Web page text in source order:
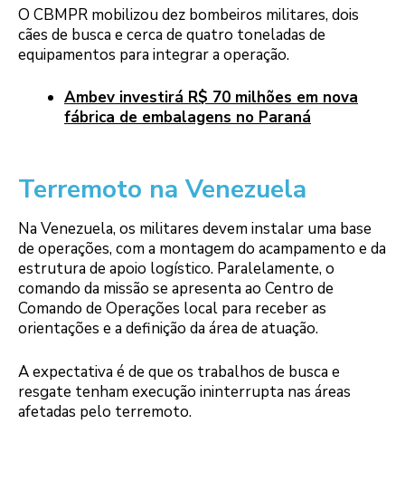
O CBMPR mobilizou dez bombeiros militares, dois
cães de busca e cerca de quatro toneladas de
equipamentos para integrar a operação.
Ambev investirá R$ 70 milhões em nova
fábrica de embalagens no Paraná
Terremoto na Venezuela
Na Venezuela, os militares devem instalar uma base
de operações, com a montagem do acampamento e da
estrutura de apoio logístico. Paralelamente, o
comando da missão se apresenta ao Centro de
Comando de Operações local para receber as
orientações e a definição da área de atuação.
A expectativa é de que os trabalhos de busca e
resgate tenham execução ininterrupta nas áreas
afetadas pelo terremoto.